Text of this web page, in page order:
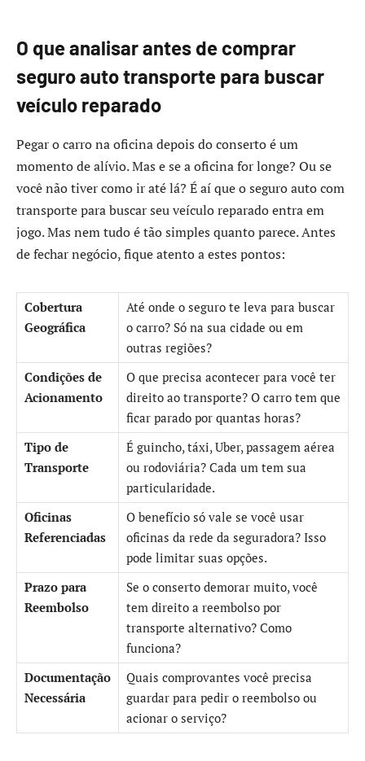
O que analisar antes de comprar
seguro auto transporte para buscar
veículo reparado
Pegar o carro na oficina depois do conserto é um
momento de alívio. Mas e se a oficina for longe? Ou se
você não tiver como ir até lá? É aí que o seguro auto com
transporte para buscar seu veículo reparado entra em
jogo. Mas nem tudo é tão simples quanto parece. Antes
de fechar negócio, fique atento a estes pontos:
Cobertura
Geográfica
Até onde o seguro te leva para buscar
o carro? Só na sua cidade ou em
outras regiões?
Condições de
Acionamento
O que precisa acontecer para você ter
direito ao transporte? O carro tem que
ficar parado por quantas horas?
Tipo de
Transporte
É guincho, táxi, Uber, passagem aérea
ou rodoviária? Cada um tem sua
particularidade.
Oficinas
Referenciadas
O benefício só vale se você usar
oficinas da rede da seguradora? Isso
pode limitar suas opções.
Prazo para
Reembolso
Se o conserto demorar muito, você
tem direito a reembolso por
transporte alternativo? Como
funciona?
Documentação
Necessária
Quais comprovantes você precisa
guardar para pedir o reembolso ou
acionar o serviço?